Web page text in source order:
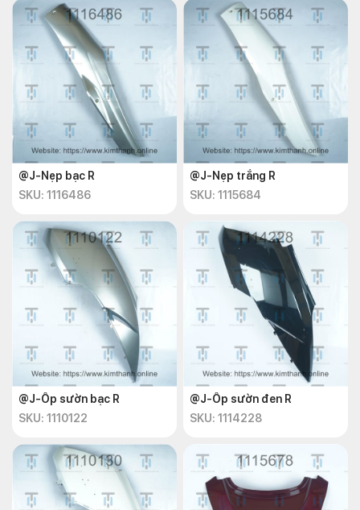
@J-Nẹp bạc R
SKU: 1116486
@J-Nẹp trắng R
SKU: 1115684
@J-Ốp sườn bạc R
SKU: 1110122
@J-Ốp sườn đen R
SKU: 1114228